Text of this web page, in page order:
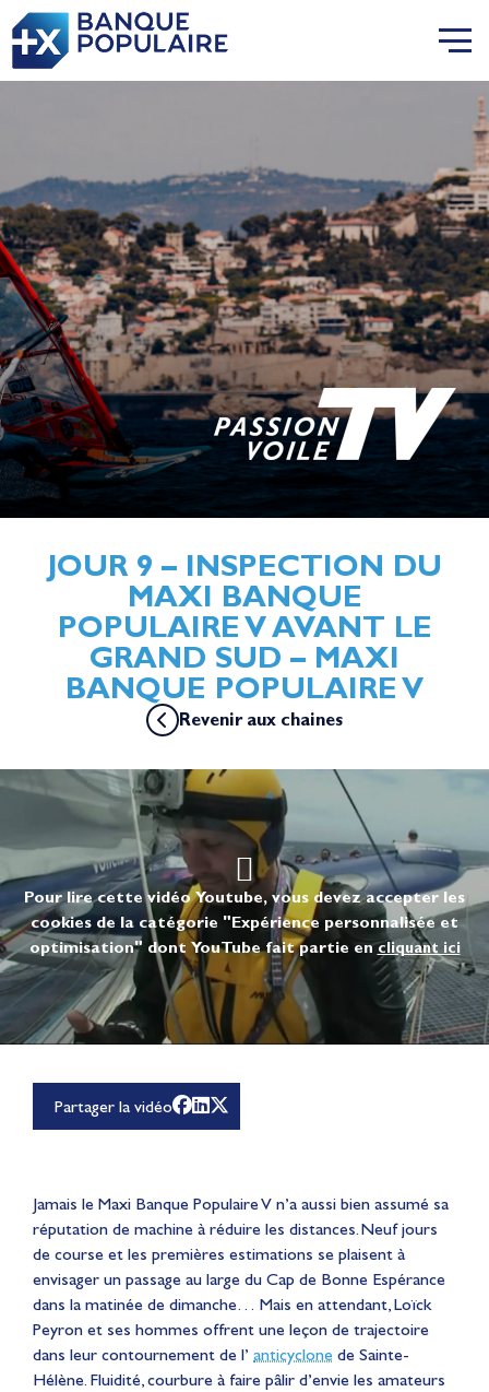
JOUR 9 – INSPECTION DU
MAXI BANQUE
POPULAIRE V AVANT LE
GRAND SUD – MAXI
BANQUE POPULAIRE V
Revenir aux chaines
Pour lire cette vidéo Youtube, vous devez accepter les
cookies de la catégorie "Expérience personnalisée et
optimisation" dont YouTube fait partie encliquant ici
Partager la vidéo
Jamais le Maxi Banque Populaire V n’a aussi bien assumé sa
réputation de machine à réduire les distances. Neuf jours
de course et les premières estimations se plaisent à
envisager un passage au large du Cap de Bonne Espérance
dans la matinée de dimanche… Mais en attendant, Loïck
Peyron et ses hommes offrent une leçon de trajectoire
dans leur contournement de l’ anticyclone de Sainte-
Hélène. Fluidité, courbure à faire pâlir d’envie les amateurs